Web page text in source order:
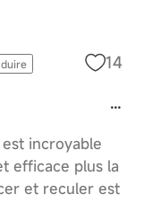
14
incroyable
efficace plus la
et reculer est